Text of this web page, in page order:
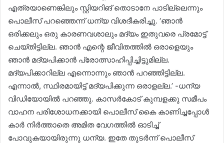
എത്രയാണെങ്കിലും സ്റ്റിയറിങ് തൊടാനേ പാടില്ലെന്നും
പൊലീസ് പറഞ്ഞെന്ന് ധന്യ വിശദീകരിച്ചു. ‘ഞാന്‍
ഒരിക്കലും ഒരു കാരണവശാലും മദ്യം ഇതുവരെ പ്രമോട്ട്
ചെയ്തിട്ടില്ല. ഞാന്‍ എന്റെ ജീവിതത്തില്‍ ഒരാളെയും
ഞാന്‍ മദ്യപിക്കാന്‍ പ്രോത്സാഹിപ്പിച്ചിട്ടുമില്ല.
മദ്യപിക്കാറില്ല എന്നൊന്നും ഞാന്‍ പറഞ്ഞിട്ടില്ല.
എന്നാല്‍, സ്ഥിരമായിട്ട് മദ്യപിക്കുന്ന ഒരാളല്ല.’ -ധന്യ
വിഡിയോയില്‍ പറഞ്ഞു. കാസർകോട് കുമ്പളക്കു സമീപം
വാഹന പരിശോധനക്കായി പൊലീസ് കൈ കാണിച്ചപ്പോൾ
കാർ നിർത്താതെ അമിത വേഗത്തിൽ ഓടിച്ച്
പോവുകയായിരുന്നു ധന്യ. ഇതേ തുടർന്ന് പൊലീസ്